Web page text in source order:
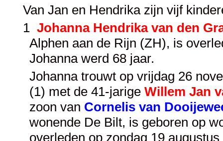
Van Jan en Hendrika zijn vijf
1 Johanna Hendrika van den
Alphen aan de Rijn (ZH), is
Johanna werd 68 jaar.
Johanna trouwt op vrijdag 26
(1) met de 41-jarigeWillem Jan
zoon van Cornelis van
wonende De Bilt, is geboren op
overleden op zondag 19